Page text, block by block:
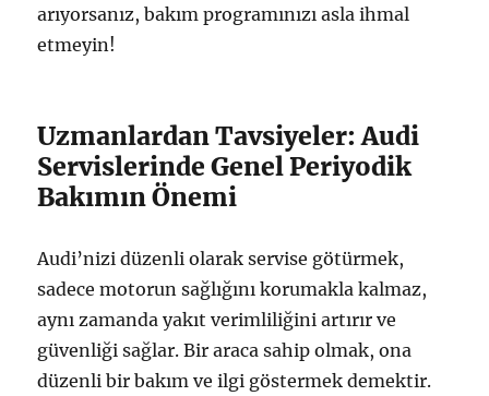
arıyorsanız, bakım programınızı asla ihmal
etmeyin!
Uzmanlardan Tavsiyeler: Audi
Servislerinde Genel Periyodik
Bakımın Önemi
Audi’nizi düzenli olarak servise götürmek,
sadece motorun sağlığını korumakla kalmaz,
aynı zamanda yakıt verimliliğini artırır ve
güvenliği sağlar. Bir araca sahip olmak, ona
düzenli bir bakım ve ilgi göstermek demektir.